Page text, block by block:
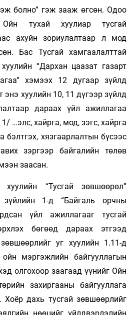
болно” гэж зааж өгсөн. Одоо
тухай хуулиар тусгай
ахуйн зориулалтаар л мод
Бас Тусгай хамгаалалттай
“Дархан цаазат газарт
хэмээх 12 дугаар зүйлд
энэ хуулийн 10, 11 дүгээр зүйлд
дараах үйл ажиллагаа
…элс, хайрга, мод, зэгс, хайрга
бэлтгэх, хязгаарлалтын бүсээс
зэргээр байгалийн төлөв
заасан.
“Тусгай зөвшөөрөл”
1-д “Байгаль орчны
үйл ажиллагааг тусгай
бөгөөд дараах этгээд
уг хуулийн 1.11-д
мэргэжлийн байгууллагын
олгохоор заагаад үүнийг Ойн
захиргааны байгууллага
Хоёр дахь тусгай зөвшөөрлийг